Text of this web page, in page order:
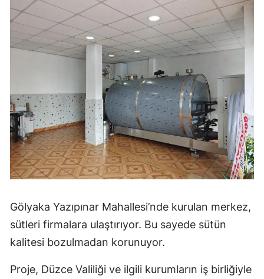
Gölyaka Yazıpınar Mahallesi’nde kurulan merkez,
sütleri firmalara ulaştırıyor. Bu sayede sütün
kalitesi bozulmadan korunuyor.
Proje, Düzce Valiliği ve ilgili kurumların iş birliğiyle